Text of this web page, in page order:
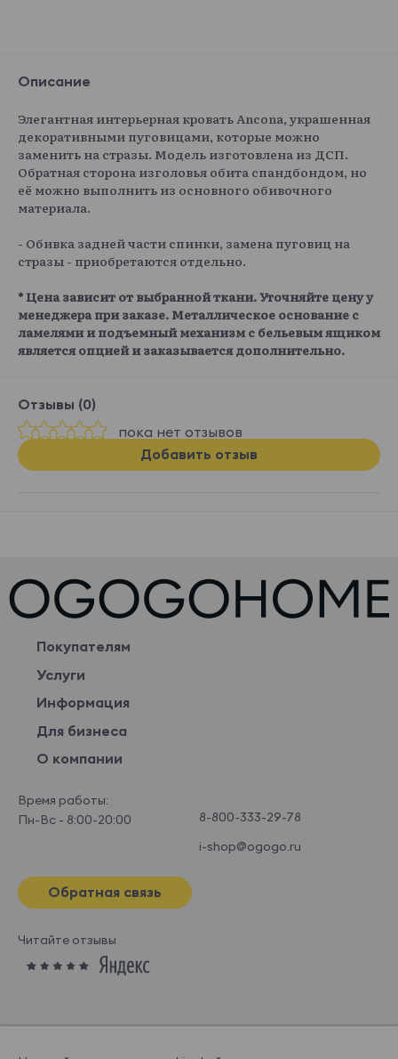
Описание
Элегантная интерьерная кровать Ancona, украшенная
декоративными пуговицами, которые можно
заменить на стразы. Модель изготовлена из ДСП.
Обратная сторона изголовья обита спандбондом, но
её можно выполнить из основного обивочного
материала.
- Обивка задней части спинки, замена пуговиц на
стразы - приобретаются отдельно.
* Цена зависит от выбранной ткани. Уточняйте цену у
менеджера при заказе. Металлическое основание с
ламелями и подъемный механизм с бельевым ящиком
является опцией и заказывается дополнительно.
Отзывы (0)
пока нет отзывов
Добавить отзыв
Покупателям
Услуги
Информация
Для бизнеса
О компании
Время работы:
Пн-Вс - 8:00-20:00
8-800-333-29-78
i-shop@ogogo.ru
Обратная связь
Читайте отзывы